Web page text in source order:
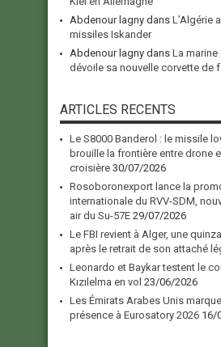
Abdenour lagny dans L’Algérie
missiles Iskander
Abdenour lagny dans La marine
dévoile sa nouvelle corvette de
ARTICLES RECENTS
Le S8000 Banderol : le missile
brouille la frontière entre drone
croisière 30/07/2026
Rosoboronexport lance la
internationale du RVV-SDM,
air du Su-57E 29/07/2026
Le FBI revient à Alger, une
après le retrait de son attaché
Leonardo et Baykar testent le
Kızılelma en vol 23/06/2026
Les Émirats Arabes Unis
présence à Eurosatory 2026 16/